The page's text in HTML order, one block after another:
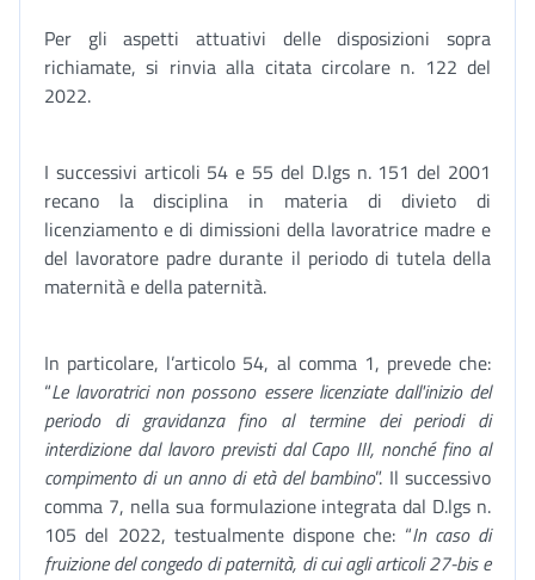
Per gli aspetti attuativi delle disposizioni sopra
richiamate, si rinvia alla citata circolare n. 122 del
2022.
I successivi articoli 54 e 55 del D.lgs n. 151 del 2001
recano la disciplina in materia di divieto di
licenziamento e di dimissioni della lavoratrice madre e
del lavoratore padre durante il periodo di tutela della
maternità e della paternità.
In particolare, l’articolo 54, al comma 1, prevede che:
“Le lavoratrici non possono essere licenziate dall'inizio del
periodo di gravidanza fino al termine dei periodi di
interdizione dal lavoro previsti dal Capo III, nonché fino al
compimento di un anno di età del bambino”. Il successivo
comma 7, nella sua formulazione integrata dal D.lgs n.
105 del 2022, testualmente dispone che: “In caso di
fruizione del congedo di paternità, di cui agli articoli 27-bis e